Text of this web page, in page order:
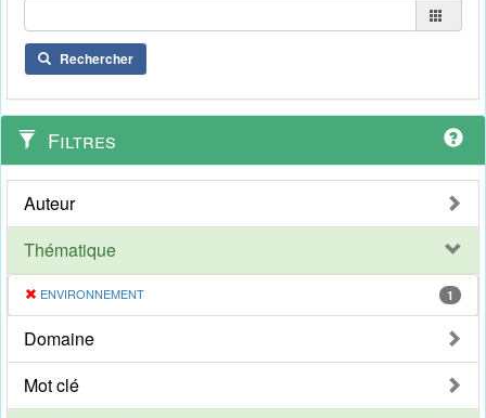
Rechercher
Filtres
Auteur
Thématique
ENVIRONNEMENT 1
Domaine
Mot clé